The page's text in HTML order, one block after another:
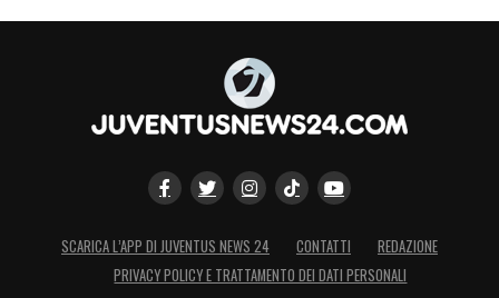
SCARICA L’APP DI JUVENTUS NEWS 24 CONTATTI
REDAZIONE
PRIVACY POLICY E TRATTAMENTO DEI DATI PERSONALI